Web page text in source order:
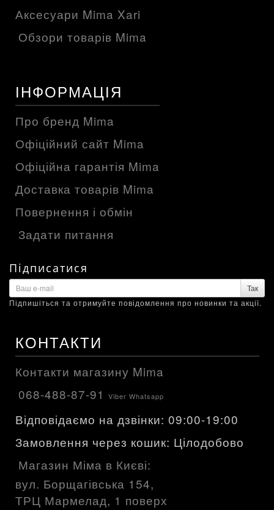
Аксесуари Mima Xari
Обзори товарів Mima
ІНФОРМАЦІЯ
Про бренд Mima
Офіційний сайт Mima
Офіційна гарантія Mima
Доставка товарів Mima
Повернення і обмін
Задати питання
Підписатися
Так
Підпишіться та отримуйте повідомлення про новинки та акції.
КОНТАКТИ
Контакти магазину Mima
068-488-87-91
Viber Whatsapp
Відповідаємо на дзвінки: 09:00-19:00
Замовлення через кошик: Цілодобово
Магазин Міма в Києві:
вул. Борщагівська 154,
ТРЦ Мармелад, 1 поверх